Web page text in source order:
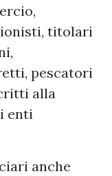
titolari
pescatori
alla
enti
anche